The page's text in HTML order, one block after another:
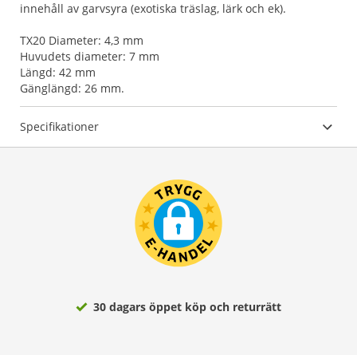
innehåll av garvsyra (exotiska träslag, lärk och ek).
TX20 Diameter: 4,3 mm
Huvudets diameter: 7 mm
Längd: 42 mm
Gänglängd: 26 mm.
Specifikationer
30 dagars öppet köp och returrätt